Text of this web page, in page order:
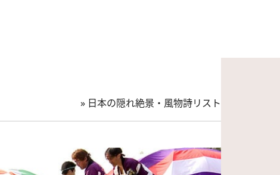
» 日本の隠れ絶景・風物詩リスト